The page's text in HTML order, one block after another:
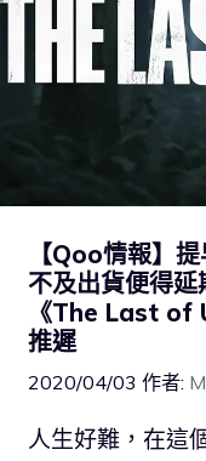
【Qoo情報】
不及出貨便得延
《The Last of
推遲
2020/04/03 作者:
人生好難，在這